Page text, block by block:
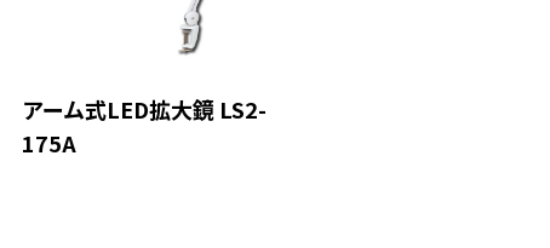
アーム式LED拡大鏡 LS2-
175A